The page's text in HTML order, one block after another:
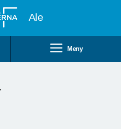
Ale
Meny